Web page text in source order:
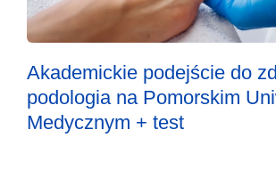
Akademickie podejście do
podologia na Pomorskim
Medycznym + test